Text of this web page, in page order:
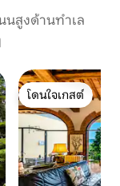
นสูงด้านทำเล
โดนใจเกสต์
โดนใจเกสต์